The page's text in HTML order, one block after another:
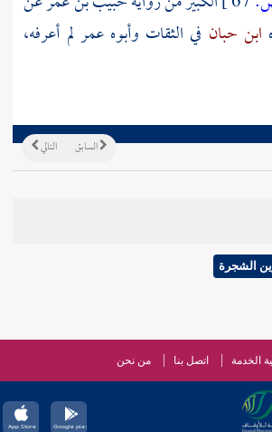
ابن حبان في الثقات وأبوهعمر لم أعرفه،
التالي السابق
الشجرة
الخدمة اتصل بنا من نحن